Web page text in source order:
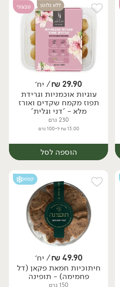
יח׳
ללא גלוטן טבעוני
29.90
₪/ יח׳
עוגיות אוכמניות וגרידת
תפוז מקמח שקדים ואורז
מלא - 'דני וגלית'
230 גרם
13.00 ₪ ל-100 גרם
הוספה לסל
יח׳
קפוא
49.90
₪/ יח׳
חיתוכיות חמאת פקאן (דל
פחמימה) - תופינה
150 גרם